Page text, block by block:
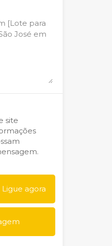
site
Ligue agora